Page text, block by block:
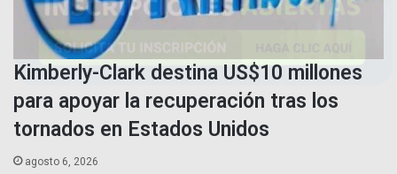
Kimberly-Clark destina US$10 millones
para apoyar la recuperación tras los
tornados en Estados Unidos
agosto 6, 2026